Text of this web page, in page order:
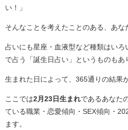
い！」
そんなことを考えたことのある、あな
占いにも星座・血液型など種類はいろ
で占う「誕生日占い」というものもあ
生まれた日によって、365通りの結果
ここでは2月23日生まれであるあなた
ている職業・恋愛傾向・SEX傾向・
ます。